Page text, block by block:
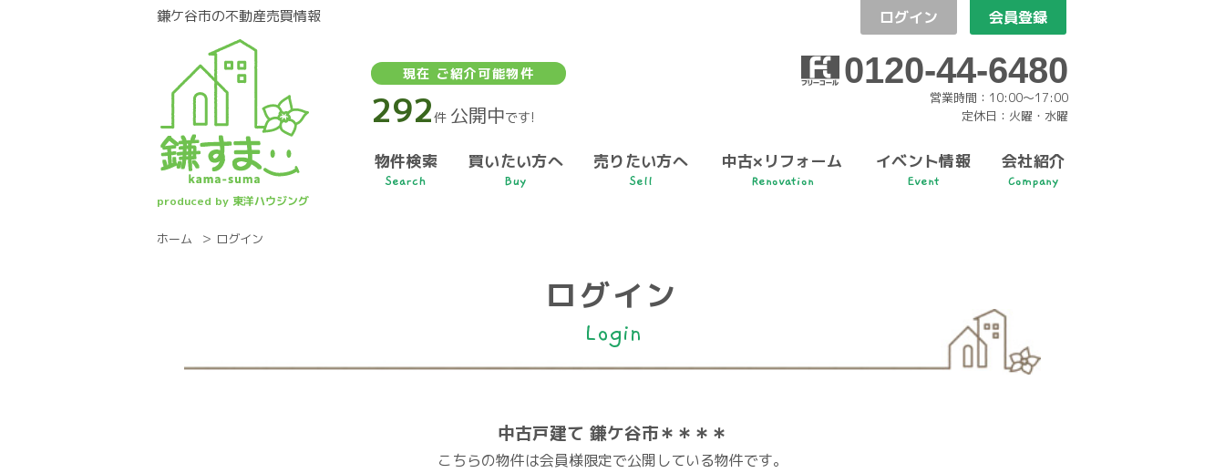
鎌ケ谷市の不動産売買情報
produced by 東洋ハウジング
現在 ご紹介可能物件
292件 公開中です!
ログイン 会員登録
0120-44-6480
営業時間：10:00〜17:00
定休日：火曜・水曜
物件検索
Search
買いたい方へ
Buy
売りたい方へ
Sell
中古×リフォーム
Renovation
イベント情報
Event
会社紹介
Company
ホーム ログイン
ログイン
Login
中古戸建て 鎌ケ谷市＊＊＊＊
こちらの物件は会員様限定で公開している物件です。